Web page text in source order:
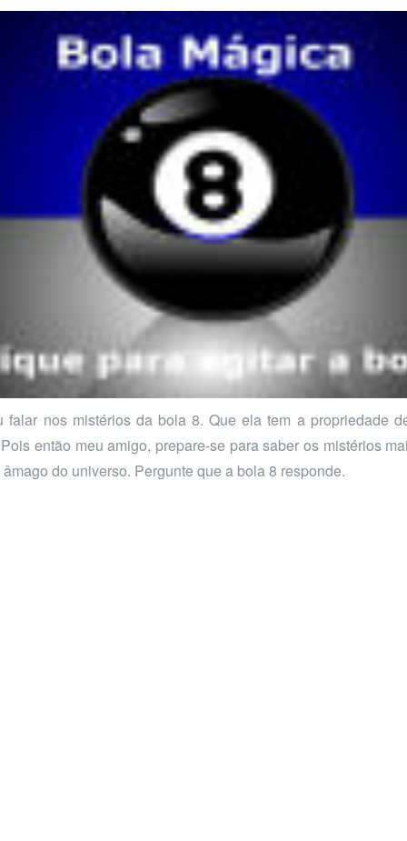
falar nos mistérios da bola 8. Que ela tem a propriedade
então meu amigo, prepare-se para saber os mistérios
do universo. Pergunte que a bola 8 responde.